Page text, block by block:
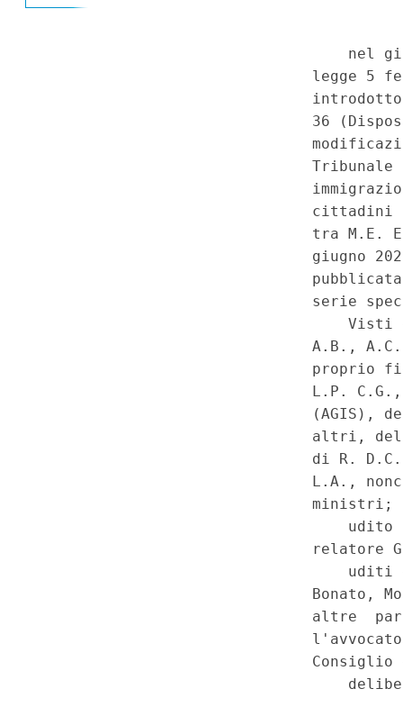
italiano, nati all'estero e in
Applicabilita' anche ai nati
2025 - Possibili deroghe -
della domanda di
amministrativa o
in vigore della disciplina
riconoscimento, purche'
Denunciata violazione del
internazionali, in relazione
attribuita dai Trattati - Non
Legge 5 febbraio 1992, n.
1, comma 1, del decreto-
convertito, con
n.74. - Costituzione, artt. 2,
Trattato sull'Unione
funzionamento dell'Unione
Dichiarazione universale
2; Protocollo n. 4 alla
diritti dell'uomo e delle
(GU 1a
Costituzionale n.18 del 6-5-